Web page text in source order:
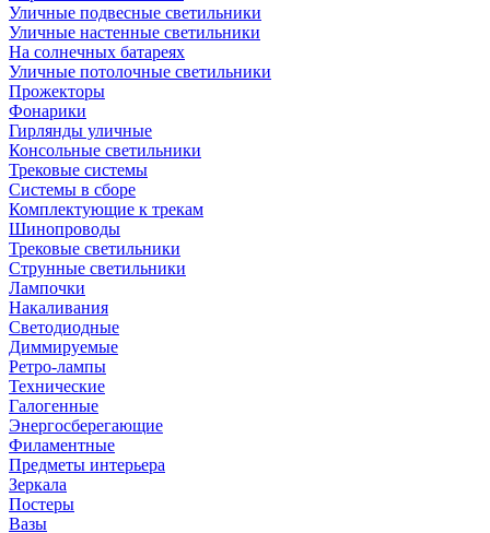
Уличные подвесные светильники
Уличные настенные светильники
На солнечных батареях
Уличные потолочные светильники
Прожекторы
Фонарики
Гирлянды уличные
Консольные светильники
Трековые системы
Системы в сборе
Комплектующие к трекам
Шинопроводы
Трековые светильники
Струнные светильники
Лампочки
Накаливания
Светодиодные
Диммируемые
Ретро-лампы
Технические
Галогенные
Энергосберегающие
Филаментные
Предметы интерьера
Зеркала
Постеры
Вазы